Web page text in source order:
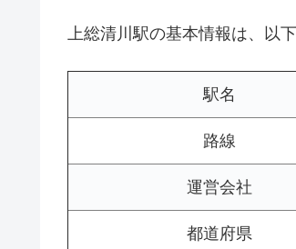
上総清川駅の基本情報は、以
駅名
路線
運営会社
都道府県